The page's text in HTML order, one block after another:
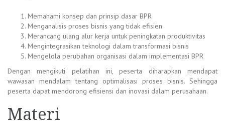
Memahami konsep dan prinsip dasar BPR
Menganalisis proses bisnis yang tidak efisien
Merancang ulang alur kerja untuk peningkatan produktivitas
Mengintegrasikan teknologi dalam transformasi bisnis
Mengelola perubahan organisasi dalam implementasi BPR
Dengan mengikuti pelatihan ini, peserta diharapkan mendapat
wawasan mendalam tentang optimalisasi proses bisnis. Sehingga
peserta dapat mendorong efisiensi dan inovasi dalam perusahaan.
Materi